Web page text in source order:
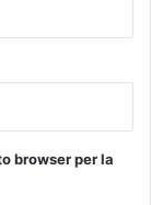
browser per la